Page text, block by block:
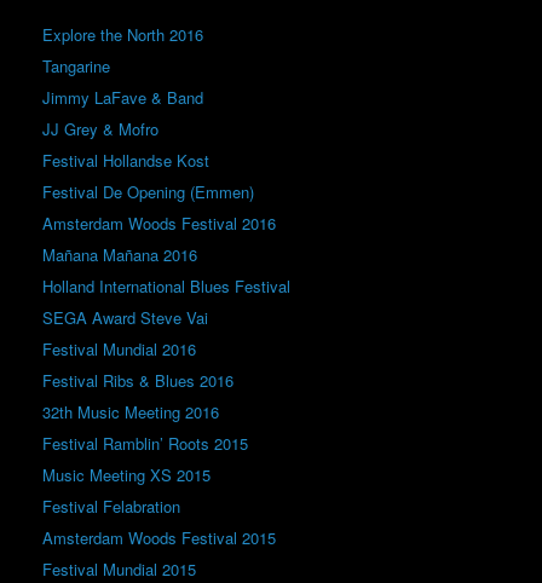
Explore the North 2016
Tangarine
Jimmy LaFave & Band
JJ Grey & Mofro
Festival Hollandse Kost
Festival De Opening (Emmen)
Amsterdam Woods Festival 2016
Mañana Mañana 2016
Holland International Blues Festival
SEGA Award Steve Vai
Festival Mundial 2016
Festival Ribs & Blues 2016
32th Music Meeting 2016
Festival Ramblin’ Roots 2015
Music Meeting XS 2015
Festival Felabration
Amsterdam Woods Festival 2015
Festival Mundial 2015